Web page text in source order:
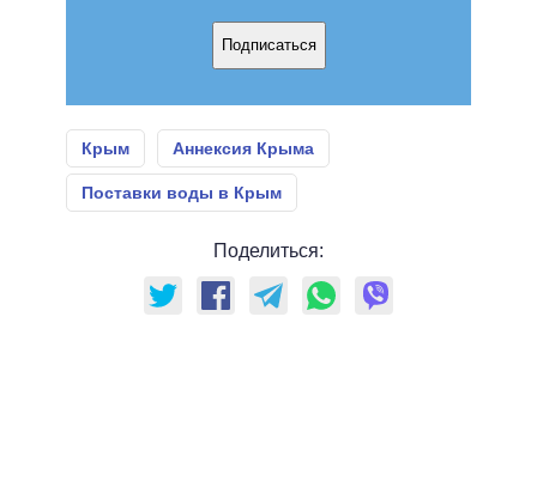
Подписаться
Крым Аннексия Крыма
Поставки воды в Крым
Поделиться: